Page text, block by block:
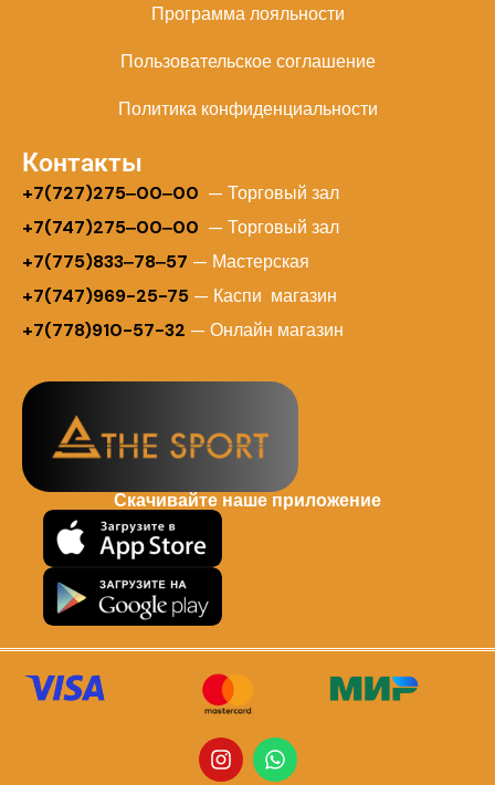
Программа лояльности
Пользовательское соглашение
Политика конфиденциальности
Контакты
+7(727)275‒00‒00 — Торговый зал
+7(747)275‒00‒00 — Торговый зал
+7(775)833‒78‒57 — Мастерская
+7(747)969-25-75 — Каспи магазин
+7(778)910-57-32 — Онлайн магазин
Скачивайте наше приложение